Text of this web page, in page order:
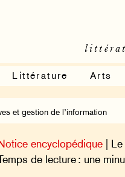
Littérature Arts
et gestion de l’information
encyclopédique |
de lecture : une